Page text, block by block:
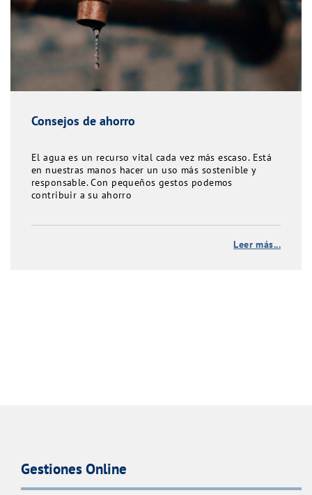
Consejos de ahorro
El agua es un recurso vital cada vez más escaso. Está
en nuestras manos hacer un uso más sostenible y
responsable. Con pequeños gestos podemos
contribuir a su ahorro
Leer más...
Gestiones Online